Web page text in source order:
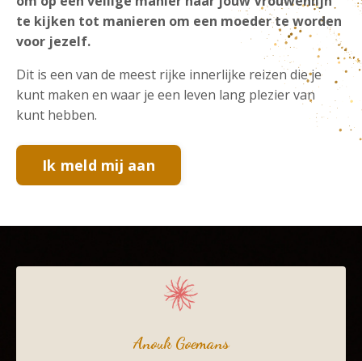
te kijken tot manieren om een moeder te worden
voor jezelf.
Dit is een van de meest rijke innerlijke reizen die je
kunt maken en waar je een leven lang plezier van
kunt hebben.
Ik meld mij aan
Anouk Goemans